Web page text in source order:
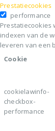
Prestatiecookies
performance
Prestatiecookies
indexen van de
leveren van een
Cookie
cookielawinfo-
checkbox-
performance